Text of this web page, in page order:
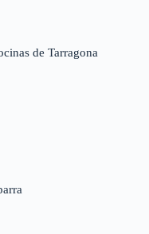
de Tarragona